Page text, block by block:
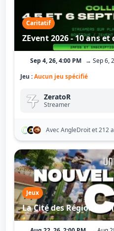
Caritatif
ZEvent 2026 - 10 ans
Sep 4, 26, 4:00 PM → Sep 6,
Jeu :Aucun jeu spécifié
ZeratoR
Streamer
Avec AngleDroitet 212
Jeux
La Cité des Régions -